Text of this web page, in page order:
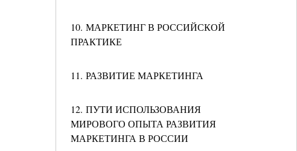
10. МАРКЕТИНГ В РОССИЙСКОЙ
ПРАКТИКЕ
11. РАЗВИТИЕ МАРКЕТИНГА
12. ПУТИ ИСПОЛЬЗОВАНИЯ
МИРОВОГО ОПЫТА РАЗВИТИЯ
МАРКЕТИНГА В РОССИИ